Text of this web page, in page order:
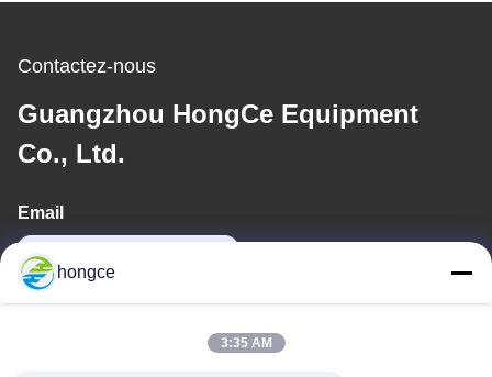
Contactez-nous
Guangzhou HongCe Equipment
Co., Ltd.
Email
hongce
3:35 AM